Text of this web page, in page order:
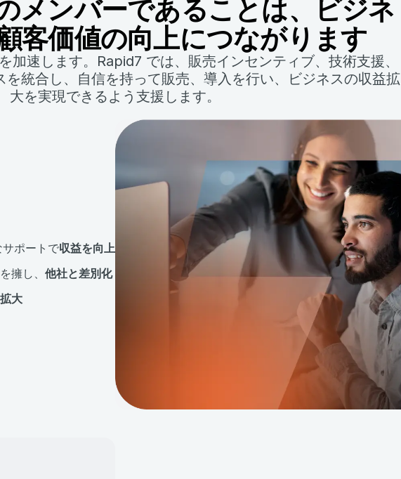
メンバーであることは、ビジネ
客価値の向上につながります
加速します。Rapid7 では、販売インセンティブ、技術支援、
統合し、自信を持って販売、導入を行い、ビジネスの収益拡
大を実現できるよう支援します。
ポートで収益を向上
擁し、 他社と差別化
大